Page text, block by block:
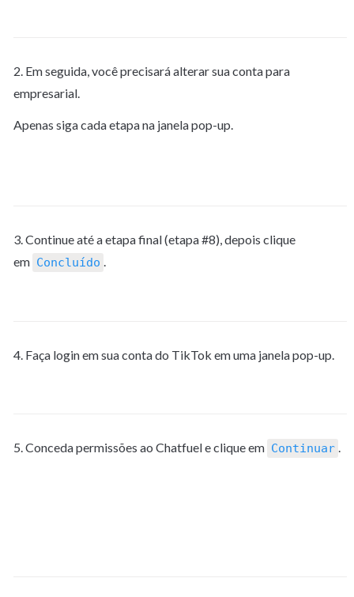
2. Em seguida, você precisará alterar sua conta para
empresarial.
Apenas siga cada etapa na janela pop-up.
3. Continue até a etapa final (etapa #8), depois clique
em Concluído .
4. Faça login em sua conta do TikTok em uma janela pop-up.
5. Conceda permissões ao Chatfuel e clique em Continuar .